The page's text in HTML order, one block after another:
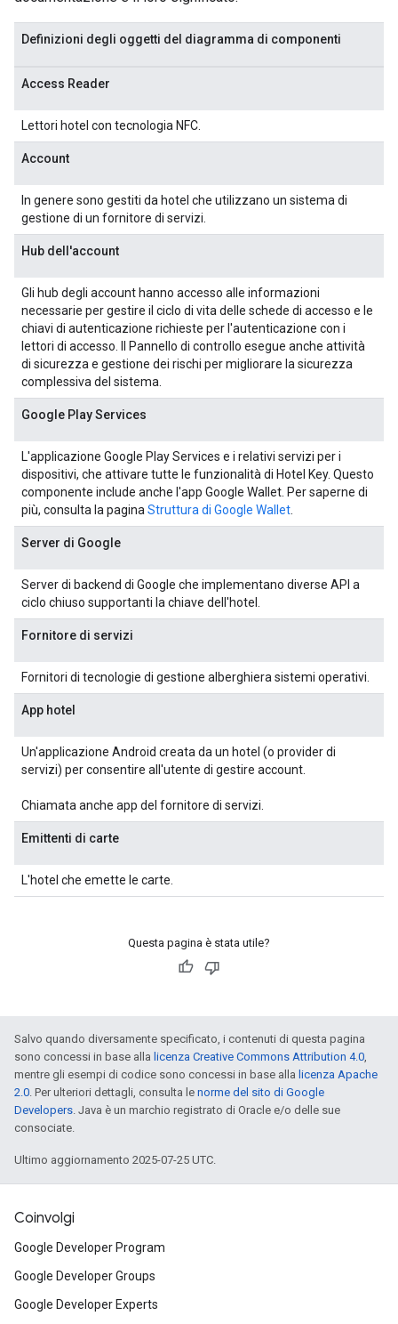
Definizioni degli oggetti del diagramma di componenti
Access Reader
Lettori hotel con tecnologia NFC.
Account
In genere sono gestiti da hotel che utilizzano un sistema di
gestione di un fornitore di servizi.
Hub dell'account
Gli hub degli account hanno accesso alle informazioni
necessarie per gestire il ciclo di vita delle schede di accesso e le
chiavi di autenticazione richieste per l'autenticazione con i
lettori di accesso. Il Pannello di controllo esegue anche attività
di sicurezza e gestione dei rischi per migliorare la sicurezza
complessiva del sistema.
Google Play Services
L'applicazione Google Play Services e i relativi servizi per i
dispositivi, che attivare tutte le funzionalità di Hotel Key. Questo
componente include anche l'app Google Wallet. Per saperne di
più, consulta la pagina Struttura di Google Wallet
Server di Google
Server di backend di Google che implementano diverse API a
ciclo chiuso supportanti la chiave dell'hotel.
Fornitore di servizi
Fornitori di tecnologie di gestione alberghiera sistemi operativi.
App hotel
Un'applicazione Android creata da un hotel (o provider di
servizi) per consentire all'utente di gestire account.
Chiamata anche app del fornitore di servizi.
Emittenti di carte
L'hotel che emette le carte.
Questa pagina è stata utile?
Salvo quando diversamente specificato, i contenuti di questa pagina
sono concessi in base alla licenza Creative Commons Attribution 4.0,
mentre gli esempi di codice sono concessi in base alla licenza Apache
2.0. Per ulteriori dettagli, consulta le norme del sito di Google
Developers. Java è un marchio registrato di Oracle e/o delle sue
consociate.
Ultimo aggiornamento 2025-07-25 UTC.
Coinvolgi
Google Developer Program
Google Developer Groups
Google Developer Experts